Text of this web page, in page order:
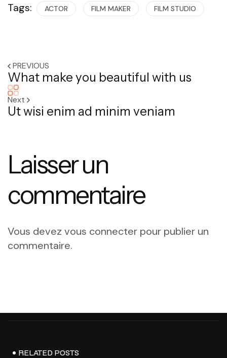
Tags: ACTOR FILM MAKER FILM STUDIO
PREVIOUS
What make you beautiful with us
Next
Ut wisi enim ad minim veniam
Laisser un
commentaire
Vous devez vous connecter pour publier un
commentaire.
RELATED POSTS